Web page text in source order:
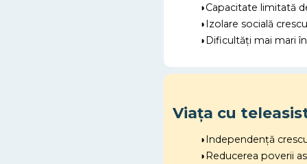
◗Capacitate limitată
◗Izolare socială
◗Dificultăți mai mari
Viața cu
◗Independență
◗Reducerea poverii